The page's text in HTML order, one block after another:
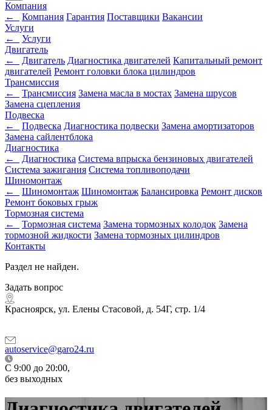
Компания
←
Компания Гарантия Поставщики Вакансии
Услуги
←
Услуги
Двигатель
←
Двигатель Диагностика двигателей Капитальный ремонт
двигателей Ремонт головки блока цилиндров
Трансмиссия
←
Трансмиссия Замена масла в мостах Замена шрусов
Замена сцепления
Подвеска
←
Подвеска Диагностика подвески Замена амортизаторов
Замена сайлентблока
Диагностика
←
Диагностика Система впрыска бензиновых двигателей
Система зажигания Система топливоподачи
Шиномонтаж
←
Шиномонтаж Шиномонтаж Балансировка Ремонт дисков
Ремонт боковых грыж
Тормозная система
←
Тормозная система Замена тормозных колодок Замена
тормозной жидкости Замена тормозных цилиндров
Контакты
Раздел не найден.
Задать вопрос
Красноярск, ул. Елены Стасовой, д. 54Г, стр. 1/4
autoservice@garo24.ru
C 9:00 до 20:00,
без выходных